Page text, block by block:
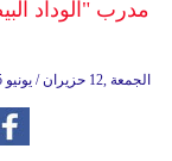
مدرب "الوداد
08:59 2015 الجمعة ,12 حزيران / يونيو